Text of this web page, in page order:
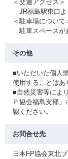
＜交通アクセス＞
JR福島駅東口よ
＜駐車場について
駐車スペースが
その他
■いただいた個人
使用することはあ
■自然災害等によ
Ｐ協会福島支部
認ください。
お問合せ先
日本FP協会東北